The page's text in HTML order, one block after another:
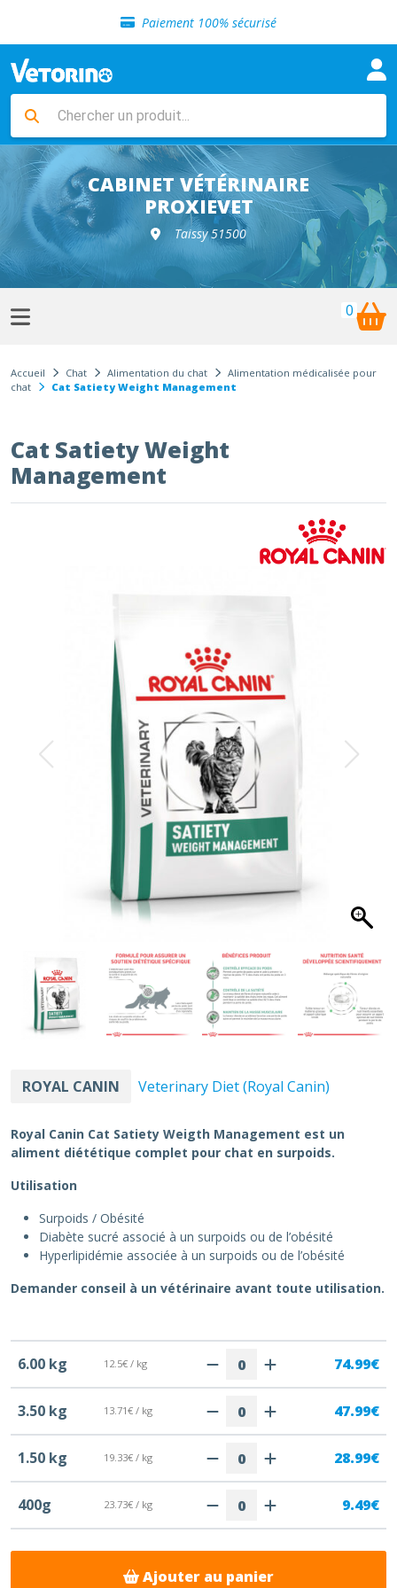
Paiement 100% sécurisé
Livraison gratuite en clinique vétérinaire
Sélection de croquettes vétérinaire
Livraison gratuite en clinique vétérinaire
Retour gratuit en clinique
Sélection de croquettes vétérinaire
CABINET VÉTÉRINAIRE
PROXIEVET
Taissy 51500
0
Accueil Chat Alimentation du chat
Alimentation médicalisée pour
chat
Cat Satiety Weight Management
ROYAL CANIN Veterinary Diet (Royal Canin)
Cat Satiety Weight
Management
Royal Canin Cat Satiety Weigth Management est un
aliment diététique complet pour chat en surpoids.
Utilisation
Surpoids / Obésité
Diabète sucré associé à un surpoids ou de l’obésité
Hyperlipidémie associée à un surpoids ou de l’obésité
Demander conseil à un vétérinaire avant toute utilisation.
6.00 kg 12.5€ / kg 74.99€
3.50 kg 13.71€ / kg 47.99€
1.50 kg 19.33€ / kg 28.99€
400g 23.73€ / kg 9.49€
Ajouter au panier